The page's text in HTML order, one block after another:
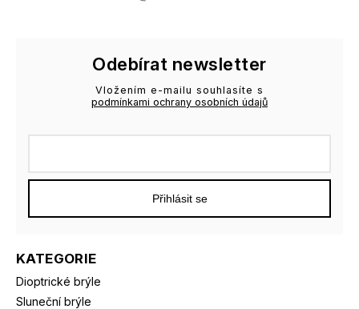
KATEGORIE
Dioptrické brýle
Sluneční brýle
Odebírat newsletter
Vložením e-mailu souhlasíte s
podmínkami ochrany osobních údajů
Přihlásit se